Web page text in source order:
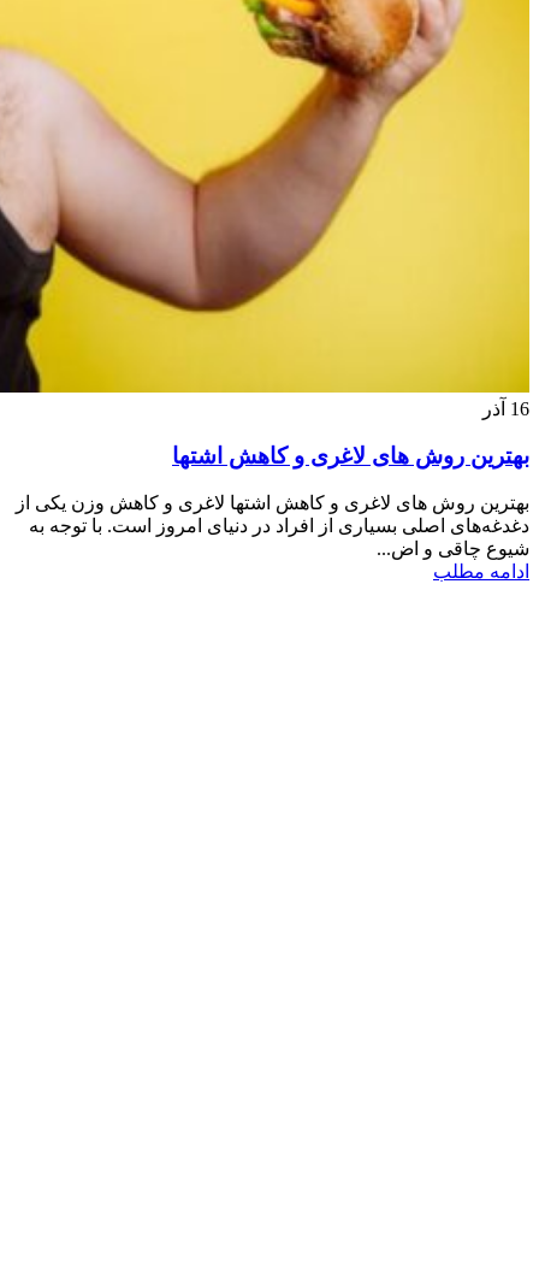
16 آذر
بهترین روش های لاغری و کاهش اشتها
بهترین روش های لاغری و کاهش اشتها لاغری و کاهش وزن یکی از
دغدغه‌های اصلی بسیاری از افراد در دنیای امروز است. با توجه به
شیوع چاقی و اض...
ادامه مطلب